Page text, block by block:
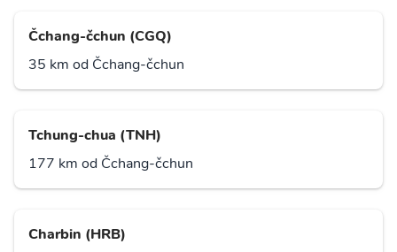
Čchang-čchun (CGQ)
35 km od Čchang-čchun
Tchung-chua (TNH)
177 km od Čchang-čchun
Charbin (HRB)